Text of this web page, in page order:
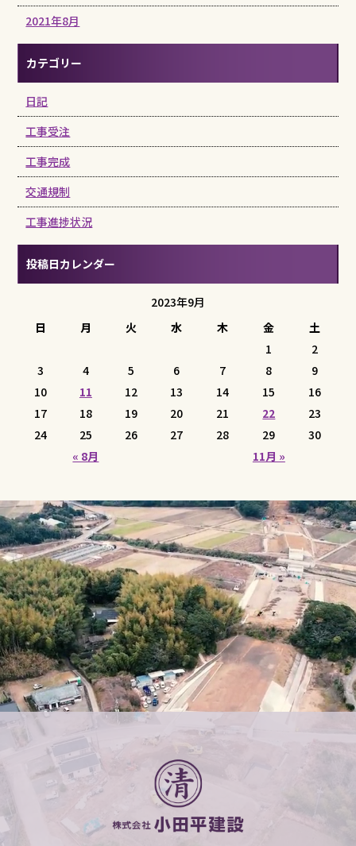
2021年8月
カテゴリー
日記
工事受注
工事完成
交通規制
工事進捗状況
投稿日カレンダー
2023年9月
日
月 火 水 木 金 土
« 8月 11月 »
1
2
3
4 5 6 7 8
9
10
11 12 13 14 15
16
17
18 19 20 21 22
23
24
25 26 27 28 29 30